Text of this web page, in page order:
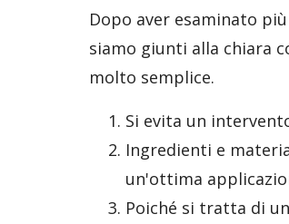
Dopo aver esaminato
siamo giunti alla chiara
molto semplice.
Si evita un
Ingredienti e
un'ottima
Poiché si tratta di